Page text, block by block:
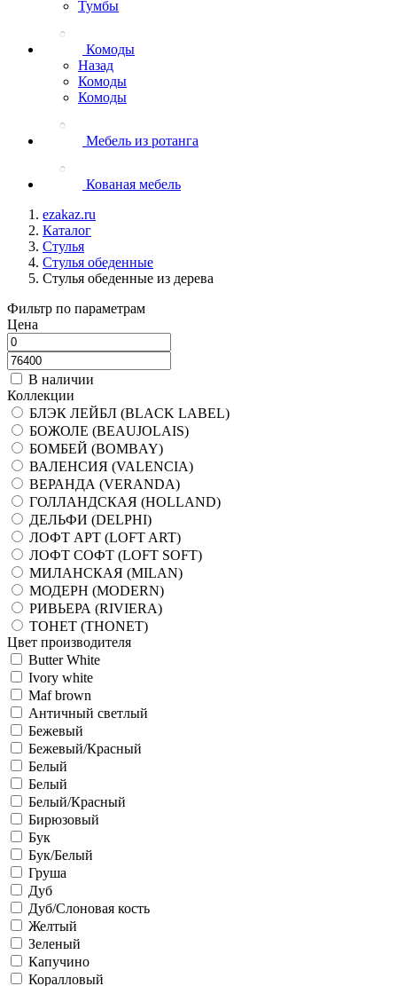
Тумбы
Комоды
Назад
Комоды
Комоды
Мебель из ротанга
Кованая мебель
ezakaz.ru
Каталог
Стулья
Стулья обеденные
Стулья обеденные из дерева
Фильтр по параметрам
Цена
В наличии
Коллекции
БЛЭК ЛЕЙБЛ (BLACK LABEL)
БОЖОЛЕ (BEAUJOLAIS)
БОМБЕЙ (BOMBAY)
ВАЛЕНСИЯ (VALENCIA)
ВЕРАНДА (VERANDA)
ГОЛЛАНДСКАЯ (HOLLAND)
ДЕЛЬФИ (DELPHI)
ЛОФТ АРТ (LOFT ART)
ЛОФТ СОФТ (LOFT SOFT)
МИЛАНСКАЯ (MILAN)
МОДЕРН (MODERN)
РИВЬЕРА (RIVIERA)
ТОНЕТ (THONET)
Цвет производителя
Butter White
Ivory white
Maf brown
Античный светлый
Бежевый
Бежевый/Красный
Белый
Белый
Белый/Красный
Бирюзовый
Бук
Бук/Белый
Груша
Дуб
Дуб/Слоновая кость
Желтый
Зеленый
Капучино
Коралловый